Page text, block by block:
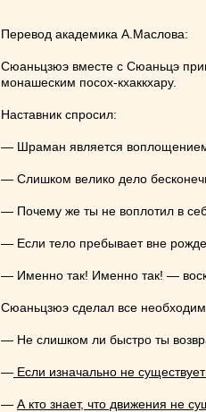
Перевод академика А.Маслова:
Сюаньцзюэ вместе с Сюаньцэ
монашеским посох-кхаккхару.
Наставник спросил:
— Шраман является воплощением
— Слишком велико дело
— Почему же ты не воплотил в
— Если тело пребывает вне
— Именно так! Именно так! —
Сюаньцзюэ сделал все
— Не слишком ли быстро ты
— Если изначально не
— А кто знает, что движения не